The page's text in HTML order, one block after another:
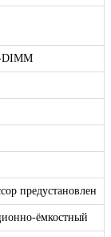
DIMM
предустановлен
ёмкостный